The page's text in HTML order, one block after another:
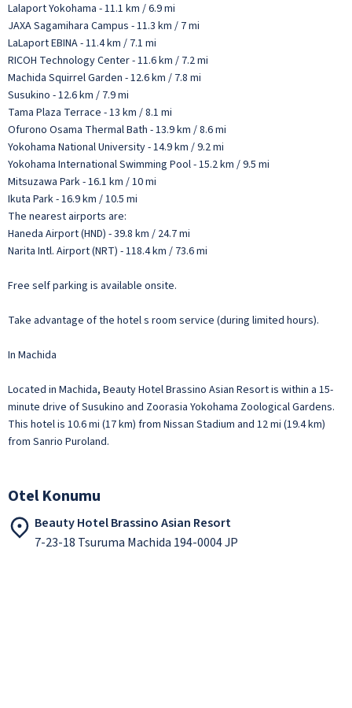
Lalaport Yokohama - 11.1 km / 6.9 mi
JAXA Sagamihara Campus - 11.3 km / 7 mi
LaLaport EBINA - 11.4 km / 7.1 mi
RICOH Technology Center - 11.6 km / 7.2 mi
Machida Squirrel Garden - 12.6 km / 7.8 mi
Susukino - 12.6 km / 7.9 mi
Tama Plaza Terrace - 13 km / 8.1 mi
Ofurono Osama Thermal Bath - 13.9 km / 8.6 mi
Yokohama National University - 14.9 km / 9.2 mi
Yokohama International Swimming Pool - 15.2 km / 9.5 mi
Mitsuzawa Park - 16.1 km / 10 mi
Ikuta Park - 16.9 km / 10.5 mi
The nearest airports are:
Haneda Airport (HND) - 39.8 km / 24.7 mi
Narita Intl. Airport (NRT) - 118.4 km / 73.6 mi
Free self parking is available onsite.
Take advantage of the hotel s room service (during limited hours).
In Machida
Located in Machida, Beauty Hotel Brassino Asian Resort is within a 15-
minute drive of Susukino and Zoorasia Yokohama Zoological Gardens.
This hotel is 10.6 mi (17 km) from Nissan Stadium and 12 mi (19.4 km)
from Sanrio Puroland.
Otel Konumu
Beauty Hotel Brassino Asian Resort
7-23-18 Tsuruma Machida 194-0004 JP